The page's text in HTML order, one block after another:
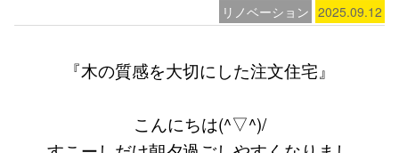
リノベーション 2025.09.12
『木の質感を大切にした注文住宅』
こんにちは(^▽^)/